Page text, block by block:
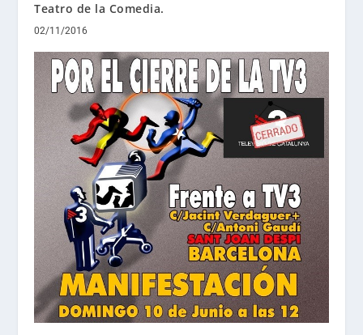
Teatro de la Comedia.
02/11/2016